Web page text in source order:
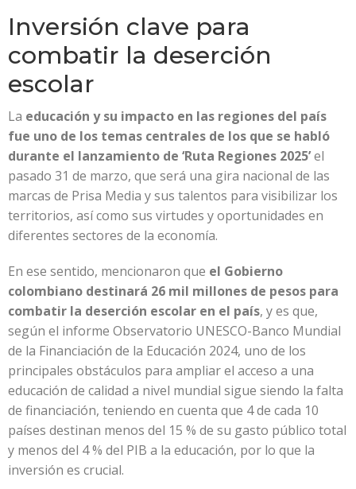
Inversión clave para
combatir la deserción
escolar
La educación y su impacto en las regiones del país
fue uno de los temas centrales de los que se habló
durante el lanzamiento de ‘Ruta Regiones 2025’el
pasado 31 de marzo, que será una gira nacional de las
marcas de Prisa Media y sus talentos para visibilizar los
territorios, así como sus virtudes y oportunidades en
diferentes sectores de la economía.
En ese sentido, mencionaron que el Gobierno
colombiano destinará 26 mil millones de pesos para
combatir la deserción escolar en el país, y es que,
según el informe Observatorio UNESCO-Banco Mundial
de la Financiación de la Educación 2024, uno de los
principales obstáculos para ampliar el acceso a una
educación de calidad a nivel mundial sigue siendo la falta
de financiación, teniendo en cuenta que 4 de cada 10
países destinan menos del 15 % de su gasto público total
y menos del 4 % del PIB a la educación, por lo que la
inversión es crucial.